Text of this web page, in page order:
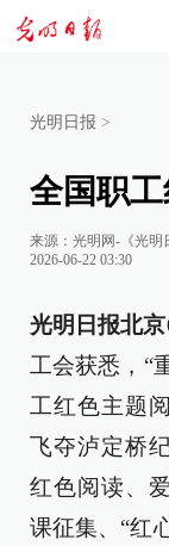
光明日报 >
全国职
来源： 光明网-《光明
2026-06-22 03:30
光明日报北
工会获悉，“
工红色主题
飞夺泸定桥
红色阅读、
课征集、“红